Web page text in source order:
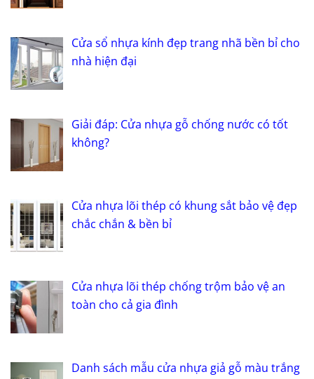
Cửa sổ nhựa kính đẹp trang nhã bền bỉ cho
nhà hiện đại
Giải đáp: Cửa nhựa gỗ chống nước có tốt
không?
Cửa nhựa lõi thép có khung sắt bảo vệ đẹp
chắc chắn & bền bỉ
Cửa nhựa lõi thép chống trộm bảo vệ an
toàn cho cả gia đình
Danh sách mẫu cửa nhựa giả gỗ màu trắng